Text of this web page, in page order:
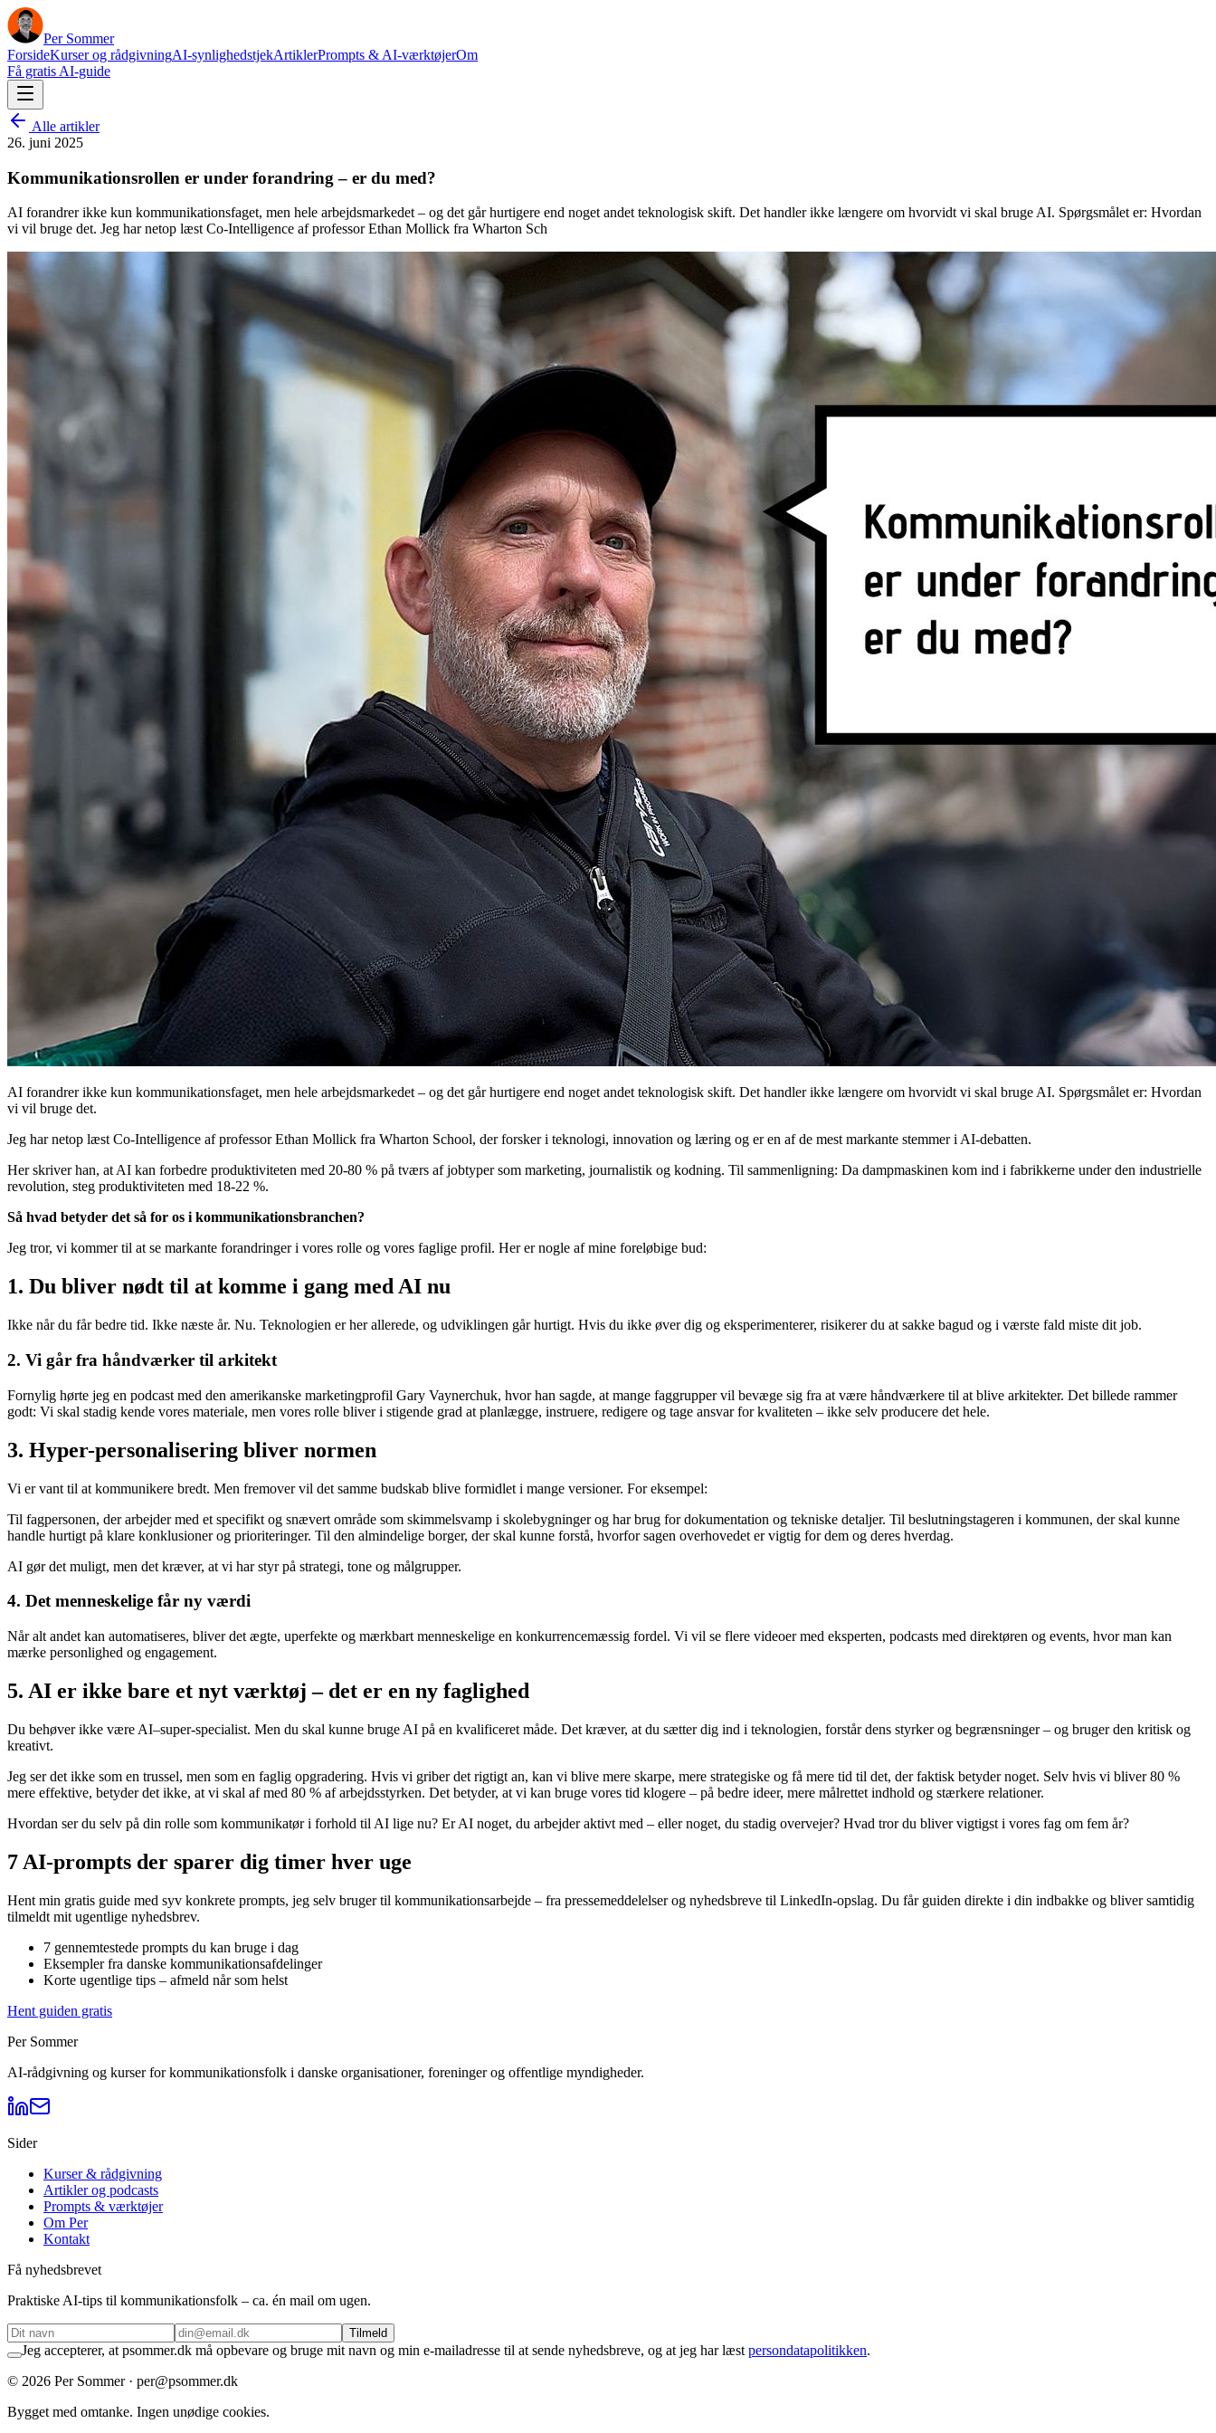
Per Sommer
ForsideKurser og rådgivningAI-synlighedstjekArtiklerPrompts & AI-værktøjerOm
Få gratis AI-guide
Alle artikler
26. juni 2025
Kommunikationsrollen er under forandring – er du med?
AI forandrer ikke kun kommunikationsfaget, men hele arbejdsmarkedet – og det går hurtigere end noget andet teknologisk skift. Det handler ikke længere om hvorvidt vi skal bruge AI. Spørgsmålet er: Hvordan
vi vil bruge det. Jeg har netop læst Co-Intelligence af professor Ethan Mollick fra Wharton Sch
AI forandrer ikke kun kommunikationsfaget, men hele arbejdsmarkedet – og det går hurtigere end noget andet teknologisk skift. Det handler ikke længere om hvorvidt vi skal bruge AI. Spørgsmålet er: Hvordan
vi vil bruge det.
Jeg har netop læst Co-Intelligence af professor Ethan Mollick fra Wharton School, der forsker i teknologi, innovation og læring og er en af de mest markante stemmer i AI-debatten.
Her skriver han, at AI kan forbedre produktiviteten med 20-80 % på tværs af jobtyper som marketing, journalistik og kodning. Til sammenligning: Da dampmaskinen kom ind i fabrikkerne under den industrielle
revolution, steg produktiviteten med 18-22 %.
Så hvad betyder det så for os i kommunikationsbranchen?
Jeg tror, vi kommer til at se markante forandringer i vores rolle og vores faglige profil. Her er nogle af mine foreløbige bud:
1. Du bliver nødt til at komme i gang med AI nu
Ikke når du får bedre tid. Ikke næste år. Nu. Teknologien er her allerede, og udviklingen går hurtigt. Hvis du ikke øver dig og eksperimenterer, risikerer du at sakke bagud og i værste fald miste dit job.
2. Vi går fra håndværker til arkitekt
Fornylig hørte jeg en podcast med den amerikanske marketingprofil Gary Vaynerchuk, hvor han sagde, at mange faggrupper vil bevæge sig fra at være håndværkere til at blive arkitekter. Det billede rammer
godt: Vi skal stadig kende vores materiale, men vores rolle bliver i stigende grad at planlægge, instruere, redigere og tage ansvar for kvaliteten – ikke selv producere det hele.
3. Hyper-personalisering bliver normen
Vi er vant til at kommunikere bredt. Men fremover vil det samme budskab blive formidlet i mange versioner. For eksempel:
Til fagpersonen, der arbejder med et specifikt og snævert område som skimmelsvamp i skolebygninger og har brug for dokumentation og tekniske detaljer. Til beslutningstageren i kommunen, der skal kunne
handle hurtigt på klare konklusioner og prioriteringer. Til den almindelige borger, der skal kunne forstå, hvorfor sagen overhovedet er vigtig for dem og deres hverdag.
AI gør det muligt, men det kræver, at vi har styr på strategi, tone og målgrupper.
4. Det menneskelige får ny værdi
Når alt andet kan automatiseres, bliver det ægte, uperfekte og mærkbart menneskelige en konkurrencemæssig fordel. Vi vil se flere videoer med eksperten, podcasts med direktøren og events, hvor man kan
mærke personlighed og engagement.
5. AI er ikke bare et nyt værktøj – det er en ny faglighed
Du behøver ikke være AI–super-specialist. Men du skal kunne bruge AI på en kvalificeret måde. Det kræver, at du sætter dig ind i teknologien, forstår dens styrker og begrænsninger – og bruger den kritisk og
kreativt.
Jeg ser det ikke som en trussel, men som en faglig opgradering. Hvis vi griber det rigtigt an, kan vi blive mere skarpe, mere strategiske og få mere tid til det, der faktisk betyder noget. Selv hvis vi bliver 80 %
mere effektive, betyder det ikke, at vi skal af med 80 % af arbejdsstyrken. Det betyder, at vi kan bruge vores tid klogere – på bedre ideer, mere målrettet indhold og stærkere relationer.
Hvordan ser du selv på din rolle som kommunikatør i forhold til AI lige nu? Er AI noget, du arbejder aktivt med – eller noget, du stadig overvejer? Hvad tror du bliver vigtigst i vores fag om fem år?
7 AI-prompts der sparer dig timer hver uge
Hent min gratis guide med syv konkrete prompts, jeg selv bruger til kommunikationsarbejde – fra pressemeddelelser og nyhedsbreve til LinkedIn-opslag. Du får guiden direkte i din indbakke og bliver samtidig
tilmeldt mit ugentlige nyhedsbrev.
7 gennemtestede prompts du kan bruge i dag
Eksempler fra danske kommunikationsafdelinger
Korte ugentlige tips – afmeld når som helst
Hent guiden gratis
Per Sommer
AI-rådgivning og kurser for kommunikationsfolk i danske organisationer, foreninger og offentlige myndigheder.
Sider
Kurser & rådgivning
Artikler og podcasts
Prompts & værktøjer
Om Per
Kontakt
Få nyhedsbrevet
Praktiske AI-tips til kommunikationsfolk – ca. én mail om ugen.
Tilmeld
Jeg accepterer, at psommer.dk må opbevare og bruge mit navn og min e-mailadresse til at sende nyhedsbreve, og at jeg har læst persondatapolitikken.
© 2026 Per Sommer · per@psommer.dk
Bygget med omtanke. Ingen unødige cookies.